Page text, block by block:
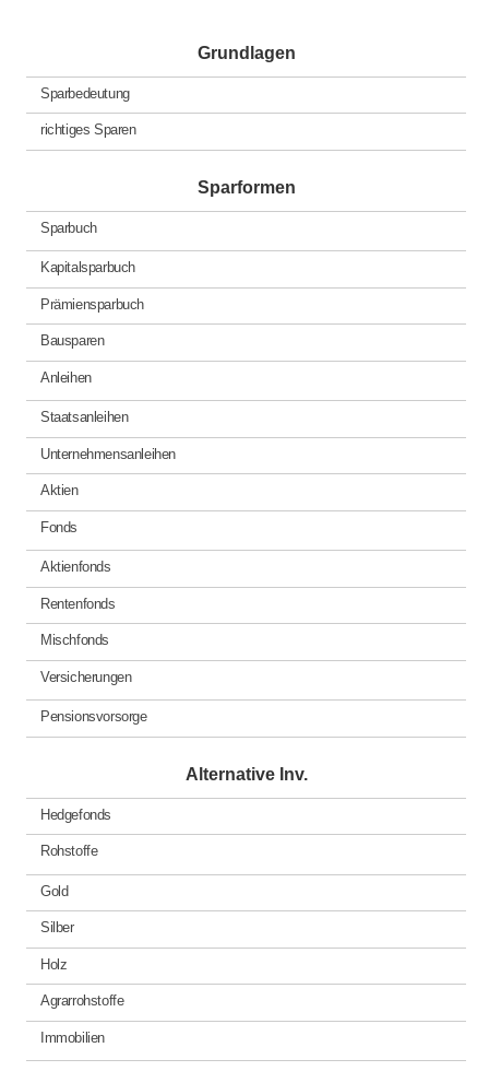
Grundlagen
Sparbedeutung
richtiges Sparen
Sparformen
Sparbuch
Kapitalsparbuch
Prämiensparbuch
Bausparen
Anleihen
Staatsanleihen
Unternehmensanleihen
Aktien
Fonds
Aktienfonds
Rentenfonds
Mischfonds
Versicherungen
Pensionsvorsorge
Alternative Inv.
Hedgefonds
Rohstoffe
Gold
Silber
Holz
Agrarrohstoffe
Immobilien